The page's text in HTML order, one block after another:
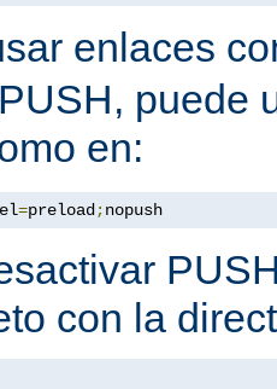
enlaces
puede
en:
=preload;nopush
con la